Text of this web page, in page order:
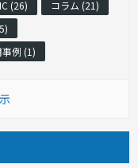
(26)
コラム (21)
例 (1)